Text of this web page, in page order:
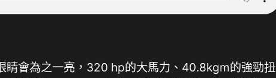
睛會為之一亮，320 hp的大馬力、40.8kgm的強勁扭